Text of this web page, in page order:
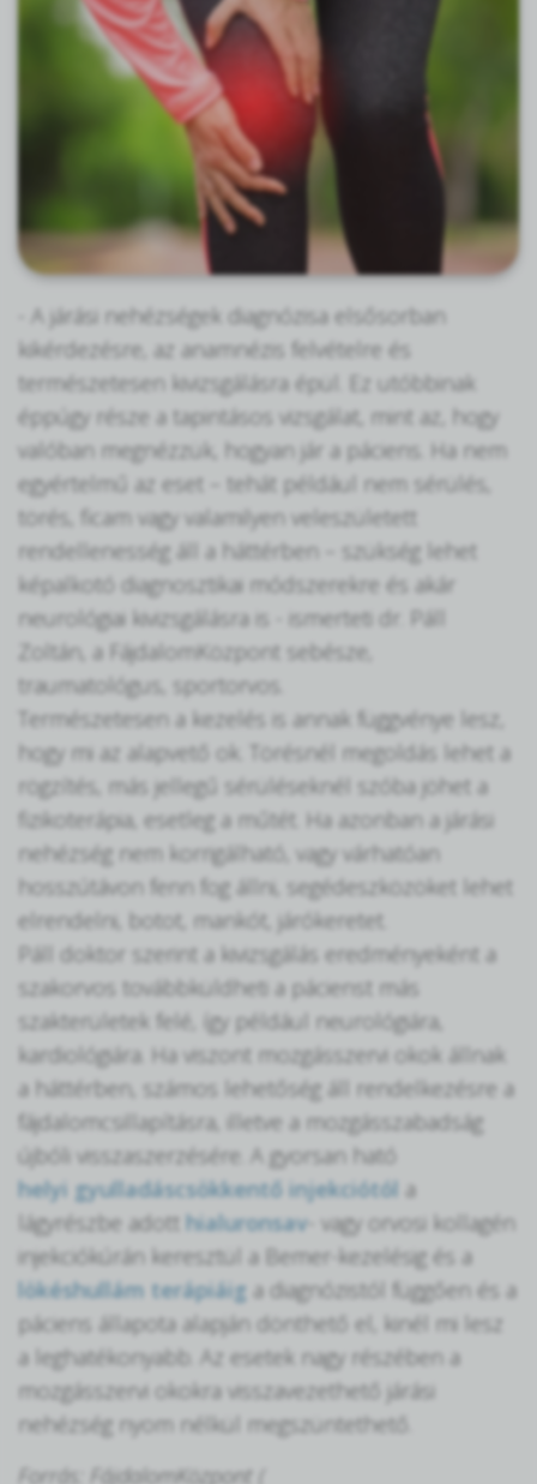
- A járási nehézségek diagnózisa elsősorban
kikérdezésre, az anamnézis felvételre és
természetesen kivizsgálásra épül. Ez utóbbinak
éppúgy része a tapintásos vizsgálat, mint az, hogy
valóban megnézzük, hogyan jár a páciens. Ha nem
egyértelmű az eset – tehát például nem sérülés,
törés, ficam vagy valamilyen veleszületett
rendellenesség áll a háttérben – szükség lehet
képalkotó diagnosztikai módszerekre és akár
neurológiai kivizsgálásra is - ismerteti dr. Páll
Zoltán, a FájdalomKözpont sebésze,
traumatológus, sportorvos.
Természetesen a kezelés is annak függvénye lesz,
hogy mi az alapvető ok. Törésnél megoldás lehet a
rögzítés, más jellegű sérüléseknél szóba jöhet a
fizikoterápia, esetleg a műtét. Ha azonban a járási
nehézség nem korrigálható, vagy várhatóan
hosszútávon fenn fog állni, segédeszközöket lehet
elrendelni, botot, mankót, járókeretet.
Páll doktor szerint a kivizsgálás eredményeként a
szakorvos továbbküldheti a pácienst más
szakterületek felé, így például neurológiára,
kardiológiára. Ha viszont mozgásszervi okok állnak
a háttérben, számos lehetőség áll rendelkezésre a
fájdalomcsillapításra, illetve a mozgásszabadság
újbóli visszaszerzésére. A gyorsan ható
helyi gyulladáscsökkentő injekciótól a
lágyrészbe adott hialuronsav - vagy orvosi kollagén
injekciókúrán keresztül a Bemer-kezelésig és a
lökéshullám terápiáig a diagnózistól függően és a
páciens állapota alapján dönthető el, kinél mi lesz
a leghatékonyabb. Az esetek nagy részében a
mozgásszervi okokra visszavezethető járási
nehézség nyom nélkül megszüntethető.
Forrás: FájdalomKözpont (